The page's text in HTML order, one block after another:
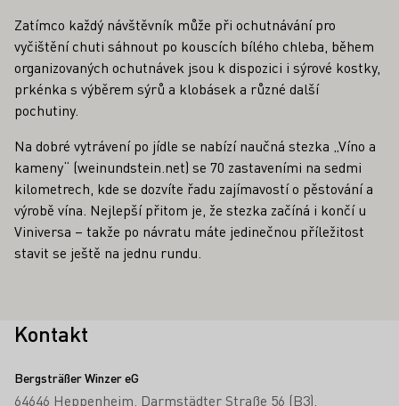
Zatímco každý návštěvník může při ochutnávání pro
vyčištění chuti sáhnout po kouscích bílého chleba, během
organizovaných ochutnávek jsou k dispozici i sýrové kostky,
prkénka s výběrem sýrů a klobásek a různé další
pochutiny.
Na dobré vytrávení po jídle se nabízí naučná stezka „Víno a
kameny“ (weinundstein.net) se 70 zastaveními na sedmi
kilometrech, kde se dozvíte řadu zajímavostí o pěstování a
výrobě vína. Nejlepší přitom je, že stezka začíná i končí u
Viniversa – takže po návratu máte jedinečnou příležitost
stavit se ještě na jednu rundu.
Kontakt
Bergsträßer Winzer eG
64646 Heppenheim Darmstädter Straße 56 (B3)